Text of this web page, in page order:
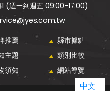
(週一到週五 09:00-17:00)
推薦
縣市據點
主題
類別比較
須知 網站導覽
中文